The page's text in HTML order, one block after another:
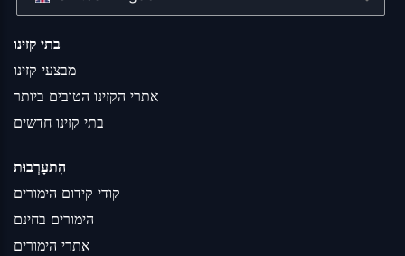
בתי קזינו
מבצעי קזינו
אתרי הקזינו הטובים ביותר
בתי קזינו חדשים
הִתעָרְבוּת
קודי קידום הימורים
הימורים בחינם
אתרי הימורים